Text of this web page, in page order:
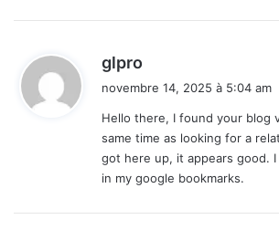
glpro
:
novembre 14, 2025 à 5:04 am
Hello there, I found your blog
same time as looking for a
got here up, it appears good.
in my google bookmarks.